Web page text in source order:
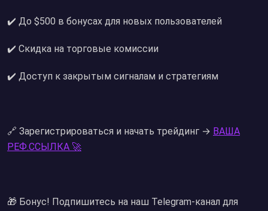
✔️ До $500 в бонусах для новых пользователей
✔️ Скидка на торговые комиссии
✔️ Доступ к закрытым сигналам и стратегиям
🔗 Зарегистрироваться и начать трейдинг → ВАША
РЕФ.ССЫЛКА 🚀
🎁 Бонус! Подпишитесь на наш Telegram-канал для